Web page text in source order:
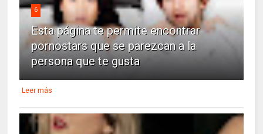
6
Esta página te permite encontrar
pornostars que se parezcan a la
persona que te gusta
Leer más